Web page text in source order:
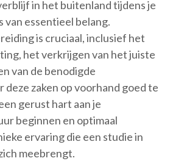
in het buitenland tijdens je
van essentieel belang.
is cruciaal, inclusief het
het verkrijgen van het juiste
van de benodigde
zaken op voorhand goed te
gerust hart aan je
beginnen en optimaal
ervaring die een studie in
meebrengt.